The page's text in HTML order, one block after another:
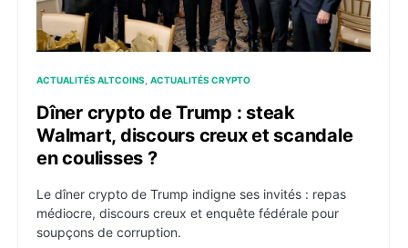
ACTUALITÉS ALTCOINS ACTUALITÉS CRYPTO
Dîner crypto de Trump : steak
Walmart, discours creux et scandale
en coulisses ?
Le dîner crypto de Trump indigne ses invités : repas
médiocre, discours creux et enquête fédérale pour
soupçons de corruption.